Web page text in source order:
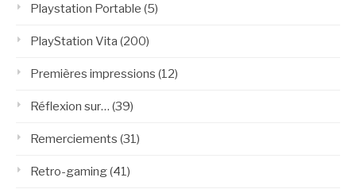
Playstation Portable (5)
PlayStation Vita (200)
Premières impressions (12)
Réflexion sur… (39)
Remerciements (31)
Retro-gaming(41)